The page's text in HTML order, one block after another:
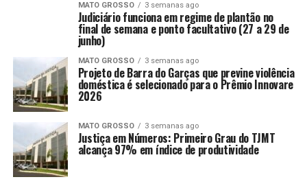
MATO GROSSO 3 semanas ago
Judiciário funciona em regime de plantão no
final de semana e ponto facultativo (27 a 29 de
junho)
MATO GROSSO 3 semanas ago
Projeto de Barra do Garças que previne violência
doméstica é selecionado para o Prêmio Innovare
2026
MATO GROSSO 3 semanas ago
Justiça em Números: Primeiro Grau do TJMT
alcança 97% em índice de produtividade